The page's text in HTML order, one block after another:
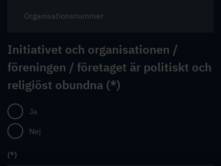
Initiativet och organisationen /
föreningen / företaget är politiskt och
religiöst obundna
Ja
Nej